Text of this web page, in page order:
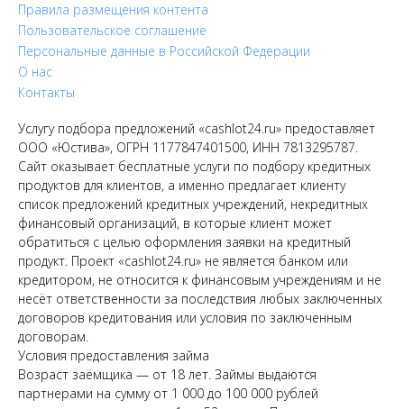
Правила размещения контента
Пользовательское соглашение
Персональные данные в Российской Федерации
О нас
Контакты
Услугу подбора предложений «cashlot24.ru» предоставляет
ООО «Юстива», ОГРН 1177847401500, ИНН 7813295787.
Сайт оказывает бесплатные услуги по подбору кредитных
продуктов для клиентов, а именно предлагает клиенту
список предложений кредитных учреждений, некредитных
финансовый организаций, в которые клиент может
обратиться с целью оформления заявки на кредитный
продукт. Проект «cashlot24.ru» не является банком или
кредитором, не относится к финансовым учреждениям и не
несёт ответственности за последствия любых заключенных
договоров кредитования или условия по заключенным
договорам.
Условия предоставления займа
Возраст заёмщика — от 18 лет. Займы выдаются
партнерами на сумму от 1 000 до 100 000 рублей